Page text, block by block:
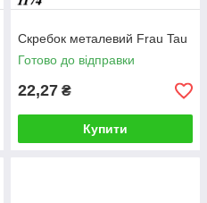
Скребок металевий Frau Tau
Готово до відправки
22,27 ₴
Купити